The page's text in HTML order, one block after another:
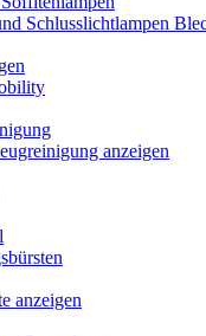
Schlusslichtlampen
anzeigen
anzeigen